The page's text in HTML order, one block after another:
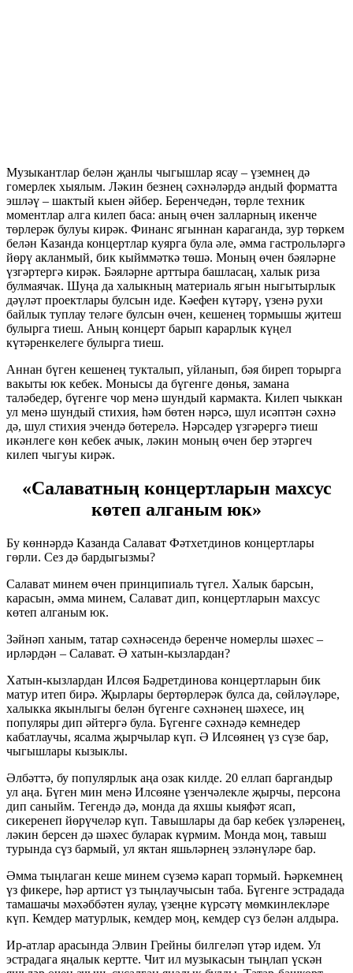
Музыкантлар белән җанлы чыгышлар ясау – үземнең дә
гомерлек хыялым. Ләкин безнең сәхнәләрдә андый форматта
эшләү – шактый кыен әйбер. Беренчедән, төрле техник
моментлар алга килеп баса: аның өчен залларның икенче
төрлерәк булуы кирәк. Финанс ягыннан караганда, зур төркем
белән Казанда концертлар куярга була әле, әмма гастрольләргә
йөрү акланмый, бик кыйммәткә төшә. Моның өчен бәяләрне
үзгәртергә кирәк. Бәяләрне арттыра башласаң, халык риза
булмаячак. Шуңа да халыкның материаль ягын ныгытырлык
дәүләт проектлары булсын иде. Кәефен күтәрү, үзенә рухи
байлык туплау теләге булсын өчен, кешенең тормышы җитеш
булырга тиеш. Аның концерт барып карарлык күңел
күтәренкелеге булырга тиеш.
Аннан бүген кешенең тукталып, уйланып, бәя биреп торырга
вакыты юк кебек. Монысы да бүгенге дөнья, замана
таләбедер, бүгенге чор менә шундый кармакта. Килеп чыккан
ул менә шундый стихия, һәм бөтен нәрсә, шул исәптән сәхнә
дә, шул стихия эчендә бөтерелә. Нәрсәдер үзгәрергә тиеш
икәнлеге көн кебек ачык, ләкин моның өчен бер этәргеч
килеп чыгуы кирәк.
«Салаватның концертларын махсус
көтеп алганым юк»
Бу көннәрдә Казанда Салават Фәтхетдинов концертлары
гөрли. Сез дә бардыгызмы?
Салават минем өчен принципиаль түгел. Халык барсын,
карасын, әмма минем, Салават дип, концертларын махсус
көтеп алганым юк.
Зәйнәп ханым, татар сәхнәсендә беренче номерлы шәхес –
ирләрдән – Салават. Ә хатын-кызлардан?
Хатын-кызлардан Илсөя Бәдретдинова концертларын бик
матур итеп бирә. Җырлары бертөрлерәк булса да, сөйләүләре,
халыкка якынлыгы белән бүгенге сәхнәнең шәхесе, иң
популяры дип әйтергә була. Бүгенге сәхнәдә кемнедер
кабатлаучы, ясалма җырчылар күп. Ә Илсөянең үз сүзе бар,
чыгышлары кызыклы.
Әлбәттә, бу популярлык аңа озак килде. 20 еллап баргандыр
ул аңа. Бүген мин менә Илсөяне үзенчәлекле җырчы, персона
дип саныйм. Тегендә дә, монда да яхшы кыяфәт ясап,
сикеренеп йөрүчеләр күп. Тавышлары да бар кебек үзләренең,
ләкин берсен дә шәхес буларак күрмим. Монда моң, тавыш
турында сүз бармый, ул яктан яшьләрнең эзләнүләре бар.
Әмма тыңлаган кеше минем сүземә карап тормый. Һәркемнең
үз фикере, һәр артист үз тыңлаучысын таба. Бүгенге эстрадада
тамашачы мәхәббәтен яулау, үзеңне күрсәтү мөмкинлекләре
күп. Кемдер матурлык, кемдер моң, кемдер сүз белән алдыра.
Ир-атлар арасында Элвин Грейны билгеләп үтәр идем. Ул
эстрадага яңалык кертте. Чит ил музыкасын тыңлап үскән